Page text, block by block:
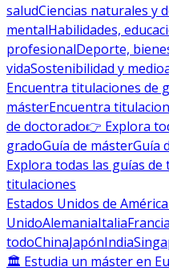
saludCiencias naturales y
mentalHabilidades,
profesionalDeporte,
vidaSostenibilidad y
Encuentra titulaciones de
másterEncuentra
de doctorado👉 Explora
gradoGuía de másterGuía
Explora todas las guías de
titulaciones
Estados Unidos de América
UnidoAlemaniaItaliaFrancia
todoChinaJapónIndia
🏛 Estudia un máster en